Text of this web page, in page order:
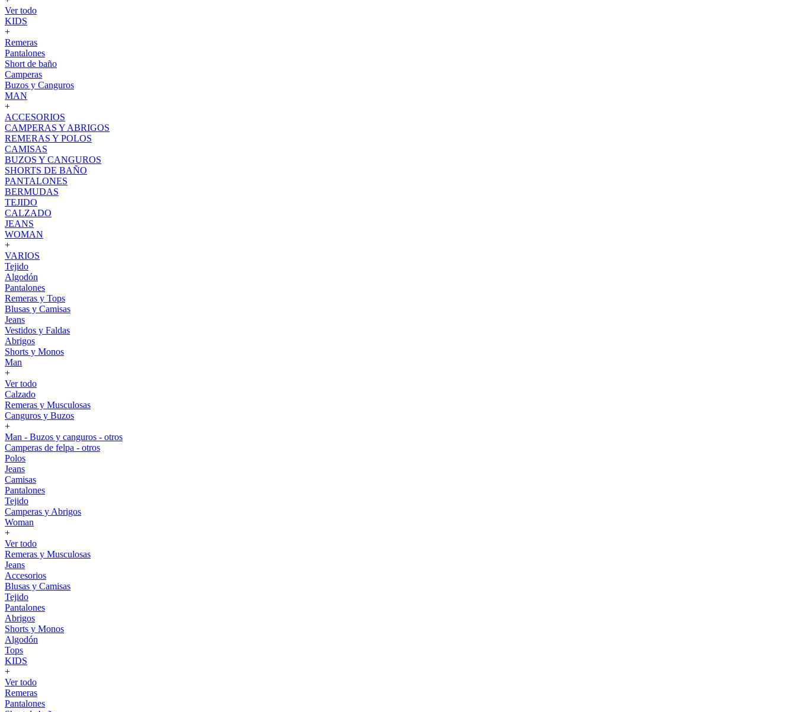
Ver todo
KIDS
+
Remeras
Pantalones
Short de baño
Camperas
Buzos y Canguros
MAN
+
ACCESORIOS
CAMPERAS Y ABRIGOS
REMERAS Y POLOS
CAMISAS
BUZOS Y CANGUROS
SHORTS DE BAÑO
PANTALONES
BERMUDAS
TEJIDO
CALZADO
JEANS
WOMAN
+
VARIOS
Tejido
Algodón
Pantalones
Remeras y Tops
Blusas y Camisas
Jeans
Vestidos y Faldas
Abrigos
Shorts y Monos
Man
+
Ver todo
Calzado
Remeras y Musculosas
Canguros y Buzos
+
Man - Buzos y canguros - otros
Camperas de felpa - otros
Polos
Jeans
Camisas
Pantalones
Tejido
Camperas y Abrigos
Woman
+
Ver todo
Remeras y Musculosas
Jeans
Accesorios
Blusas y Camisas
Tejido
Pantalones
Abrigos
Shorts y Monos
Algodón
Tops
KIDS
+
Ver todo
Remeras
Pantalones